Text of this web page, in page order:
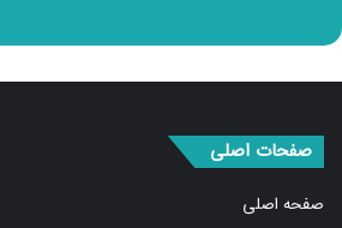
صفحه اصلی
اخبار برگزیده